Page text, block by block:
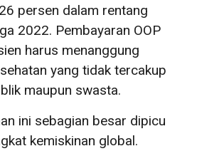
persen dalam rentang
2022. Pembayaran OOP
harus menanggung
yang tidak tercakup
maupun swasta.
ini sebagian besar dipicu
kemiskinan global.